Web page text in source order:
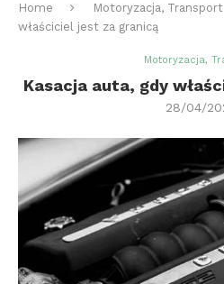
Home Motoryzacja, Transport
właściciel jest za granicą
Motoryzacja,
Kasacja auta, gdy
28/04/